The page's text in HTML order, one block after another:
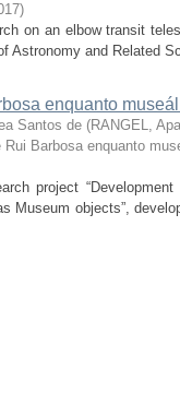
)
on an elbow transit
Astronomy and Related
enquanto
Santos de (RANGEL,
Barbosa enquanto
project
Museum objects”,